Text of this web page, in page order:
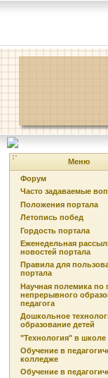
Меню
Форум
Часто задаваемые
Положения портала
Летопись побед
Гордость портала
Еженедельная
новостей портала
Правила для
портала
Научная полемика по
непрерывного
педагога
Дошкольное
образование детей
"Технология" в школе
Обучение в
колледже
Обучение в